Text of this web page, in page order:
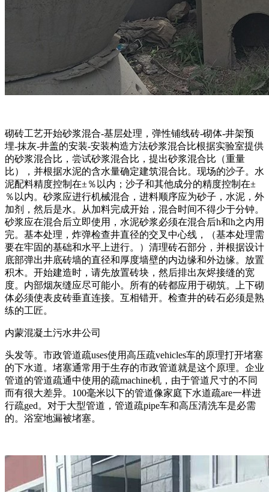
砌砖工艺开始砂浆混合-基层处理，弹性铺线砖-砌体-井架预
埋-抹灰-井盖的安装-安装构造方法砂浆混合比根据实验室提供
的砂浆混合比，尝试砂浆混合比，提出砂浆混合比（重量
比），并根据水泥的含水量确定建筑混合比。现场的沙子。水
泥配料精度控制在±％以内；沙子和其他成分的精度控制在±
％以内。砂浆应进行机械混合，进料顺序应为砂子，水泥，外
加剂，然后是水。从加料完成开始，混合时间不得少于分钟。
砂浆应在混合后立即使用，水泥砂浆必须在混合后h和h之内用
完。基本处理，炸弹检查井直径的交叉中心线，（基本处理需
要在牢固的基础和水平上进行。）清理砖石部分，并根据设计
底部弹出井底砖墙的直径和厚度墙壁的内边缘和外边缘。放置
积木。开始建造时，请先放置砖块，然后排出灰烬接缝的宽
度。内部烟灰缝应尽可能小。所有的砖都应用于砌筑。上下砌
体必须使表皮砖垂直连接。互相错开。检查井的砖石必须是熟
练的工匠。
内蒙混凝土污水井公司
头发等。市政管道疏uses使用高压疏vehicles车的原理打开堵塞
的下水道。堵塞通常用于生存的市政管道就是这个原理。企业
管道的管道疏通中使用的疏machine机，由于管道尺寸的不同
而有很大差异。100毫米以下的管道像家庭下水道疏are一样进
行疏ged。对于大型管道，管道疏pipe车和高压清洗车是必需
的。浴室地漏被堵塞。